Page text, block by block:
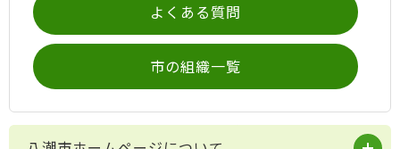
よくある質問
市の組織一覧